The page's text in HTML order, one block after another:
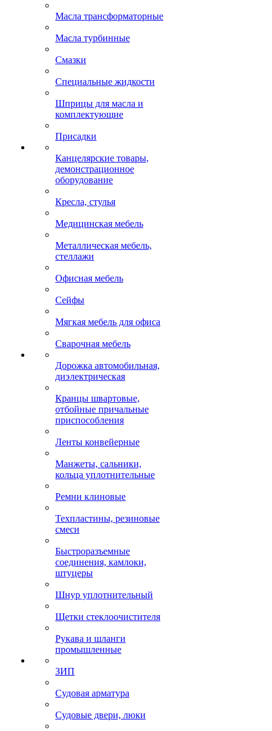
Масла трансформаторные
Масла турбинные
Смазки
Специальные жидкости
Шприцы для масла и
комплектующие
Присадки
Канцелярские товары,
демонстрационное
оборудование
Кресла, стулья
Медицинская мебель
Металлическая мебель,
стеллажи
Офисная мебель
Сейфы
Мягкая мебель для офиса
Сварочная мебель
Дорожка автомобильная,
диэлектрическая
Кранцы швартовые,
отбойные причальные
приспособления
Ленты конвейерные
Манжеты, сальники,
кольца уплотнительные
Ремни клиновые
Техпластины, резиновые
смеси
Быстроразъемные
соединения, камлоки,
штуцеры
Шнур уплотнительный
Щетки стеклоочистителя
Рукава и шланги
промышленные
ЗИП
Судовая арматура
Судовые двери, люки